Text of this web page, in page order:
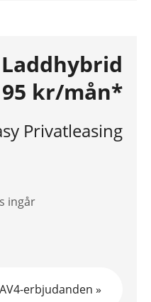
kr/mån*
Privatleasing
ingår
erbjudanden »